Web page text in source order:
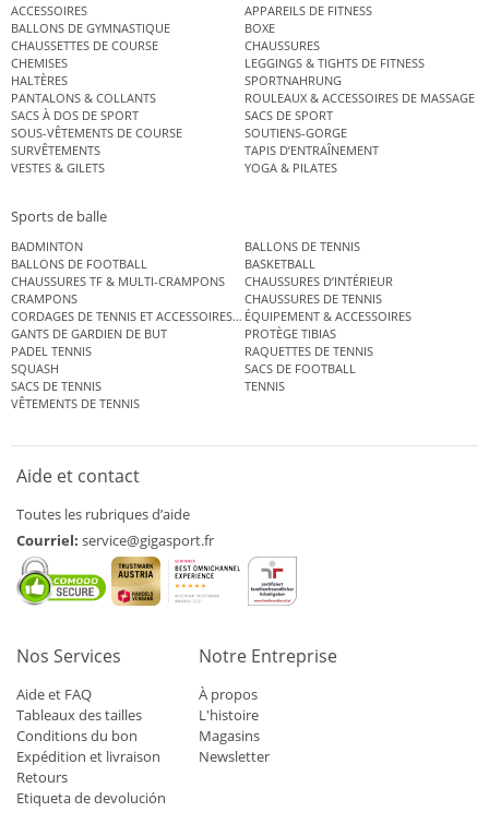
ACCESSOIRES
APPAREILS DE FITNESS
BALLONS DE GYMNASTIQUE
BOXE
CHAUSSETTES DE COURSE
CHAUSSURES
CHEMISES
LEGGINGS & TIGHTS DE FITNESS
HALTÈRES
SPORTNAHRUNG
PANTALONS & COLLANTS
ROULEAUX & ACCESSOIRES DE MASSAGE
SACS À DOS DE SPORT
SACS DE SPORT
SOUS-VÊTEMENTS DE COURSE
SOUTIENS-GORGE
SURVÊTEMENTS
TAPIS D’ENTRAÎNEMENT
VESTES & GILETS
YOGA & PILATES
Sports de balle
BADMINTON
BALLONS DE TENNIS
BALLONS DE FOOTBALL
BASKETBALL
CHAUSSURES TF & MULTI-CRAMPONS
CHAUSSURES D’INTÉRIEUR
CRAMPONS
CHAUSSURES DE TENNIS
CORDAGES DE TENNIS ET ACCESSOIRES DE TENNISÉQUIPEMENT & ACCESSOIRES
GANTS DE GARDIEN DE BUT
PROTÈGE TIBIAS
PADEL TENNIS
RAQUETTES DE TENNIS
SQUASH
SACS DE FOOTBALL
SACS DE TENNIS
TENNIS
VÊTEMENTS DE TENNIS
Aide et contact
Toutes les rubriques d’aide
Courriel: service@gigasport.fr
Nos Services
Aide et FAQ
Tableaux des tailles
Conditions du bon
Expédition et livraison
Retours
Etiqueta de devolución
Notre Entreprise
À propos
L'histoire
Magasins
Newsletter